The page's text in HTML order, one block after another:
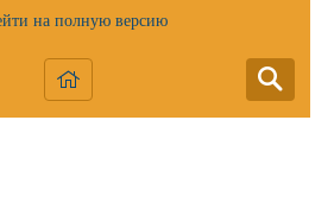
на полную версию